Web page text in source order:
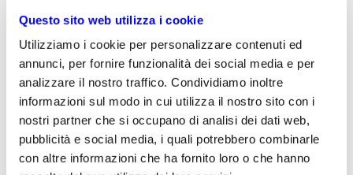
Questo sito web utilizza i cookie
Utilizziamo i cookie per personalizzare contenuti ed
annunci, per fornire funzionalità dei social media e per
analizzare il nostro traffico. Condividiamo inoltre
informazioni sul modo in cui utilizza il nostro sito con i
nostri partner che si occupano di analisi dei dati web,
pubblicità e social media, i quali potrebbero combinarle
con altre informazioni che ha fornito loro o che hanno